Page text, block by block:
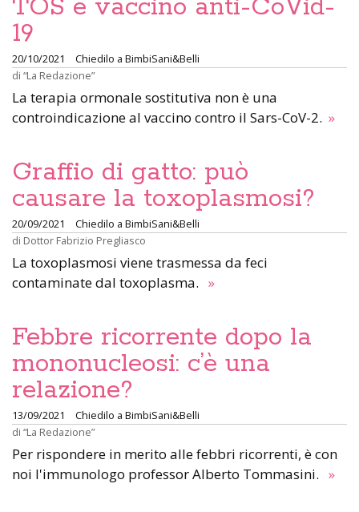
TOS e vaccino anti-CoVid-
19
20/10/2021
Chiedilo a BimbiSani&Belli
di “La Redazione”
La terapia ormonale sostitutiva non è una
controindicazione al vaccino contro il Sars-CoV-2. »
Graffio di gatto: può
causare la toxoplasmosi?
20/09/2021
Chiedilo a BimbiSani&Belli
di Dottor Fabrizio Pregliasco
La toxoplasmosi viene trasmessa da feci
contaminate dal toxoplasma. »
Febbre ricorrente dopo la
mononucleosi: c’è una
relazione?
13/09/2021
Chiedilo a BimbiSani&Belli
di “La Redazione”
Per rispondere in merito alle febbri ricorrenti, è con
noi l'immunologo professor Alberto Tommasini. »